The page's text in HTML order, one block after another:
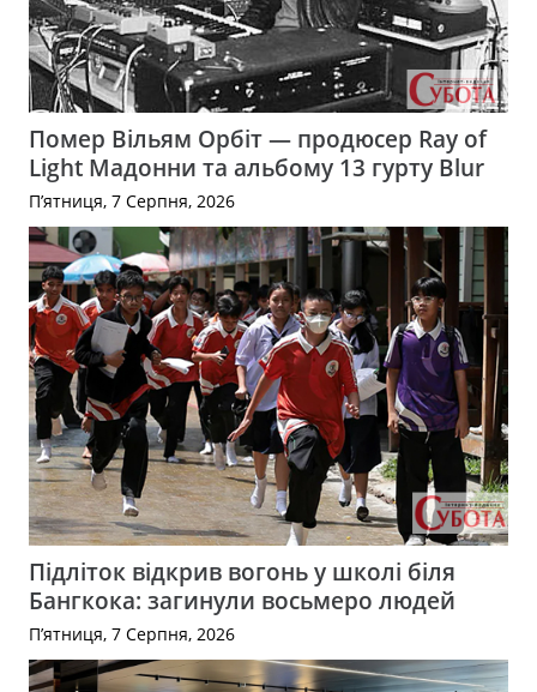
Помер Вільям Орбіт — продюсер Ray of
Light Мадонни та альбому 13 гурту Blur
П’ятниця, 7 Серпня, 2026
Підліток відкрив вогонь у школі біля
Бангкока: загинули восьмеро людей
П’ятниця, 7 Серпня, 2026